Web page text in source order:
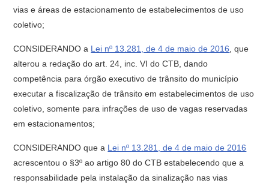
vias e áreas de estacionamento de estabelecimentos de uso
coletivo;
CONSIDERANDO a Lei nº 13.281, de 4 de maio de 2016 , que
alterou a redação do art. 24, inc. VI do CTB, dando
competência para órgão executivo de trânsito do município
executar a fiscalização de trânsito em estabelecimentos de uso
coletivo, somente para infrações de uso de vagas reservadas
em estacionamentos;
CONSIDERANDO que a Lei nº 13.281, de 4 de maio de 2016
acrescentou o §3º ao artigo 80 do CTB estabelecendo que a
responsabilidade pela instalação da sinalização nas vias